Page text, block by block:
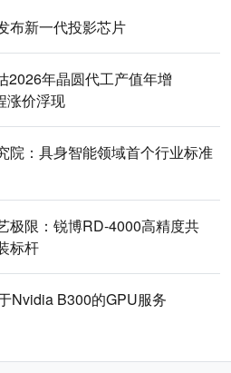
布新一代投影芯片
2026年晶圆代工产值年增
涨价浮现
院：具身智能领域首个行业标准
极限：锐博RD-4000高精度共
标杆
Nvidia B300的GPU服务